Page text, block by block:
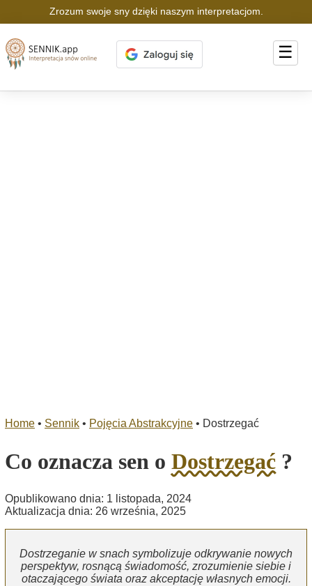
Zrozum swoje sny dzięki naszym interpretacjom.
☰
Home • Sennik • Pojęcia Abstrakcyjne • Dostrzegać
Co oznacza sen o Dostrzegać ?
Opublikowano dnia: 1 listopada, 2024
Aktualizacja dnia: 26 września, 2025
Dostrzeganie w snach symbolizuje odkrywanie nowych
perspektyw, rosnącą świadomość, zrozumienie siebie i
otaczającego świata oraz akceptację własnych emocji.